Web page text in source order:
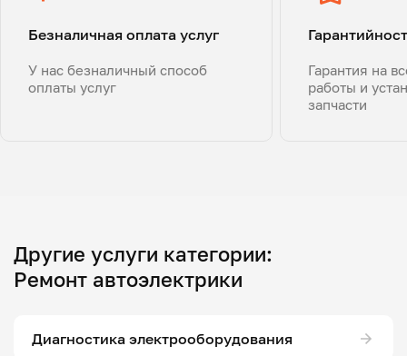
Безналичная оплата услуг
У нас безналичный способ
оплаты услуг
Гарантия на
работы и
запчасти
Другие услуги категории:
Ремонт автоэлектрики
Диагностика электрооборудования